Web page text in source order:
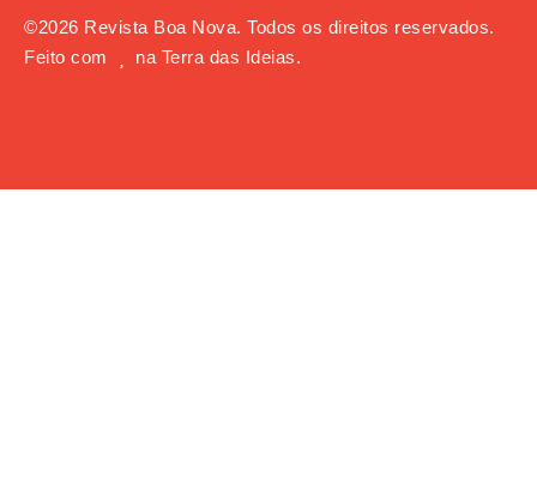
©2026 Revista Boa Nova. Todos os direitos reservados.
Feito com
na Terra das Ideias.